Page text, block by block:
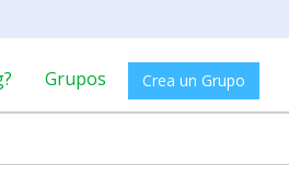
Grupos Crea un Grupo